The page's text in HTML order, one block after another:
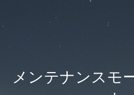
メンテナンスモ